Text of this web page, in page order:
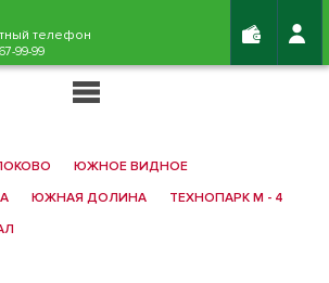
телефон
99-99
ЮЖНОЕ ВИДНОЕ
ЮЖНАЯ ДОЛИНА
ТЕХНОПАРК М - 4